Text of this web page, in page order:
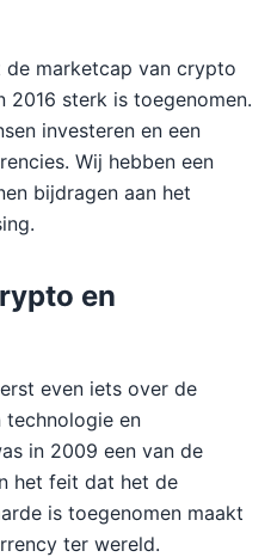
marketcap van crypto
sterk is toegenomen.
investeren en een
Wij hebben een
bijdragen aan het
en
even iets over de
en
in 2009 een van de
het feit dat het de
is toegenomen maakt
ter wereld.